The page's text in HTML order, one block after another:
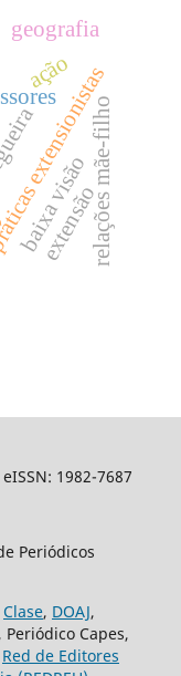
relações mãe-filho
baixa visão
ação
extensão
geografia
1982-7687
Periódicos
Clase, DOAJ,
Periódico Capes,
Red de Editores